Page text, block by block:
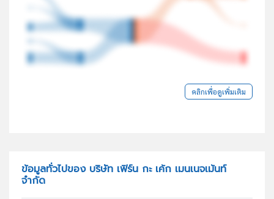
คลิกเพื่อดูเพิ่มเติม
ข้อมูลทั่วไปของ บริษัท เฟิร์น กะ เค้ก เมนเนจเม้นท์
จำกัด